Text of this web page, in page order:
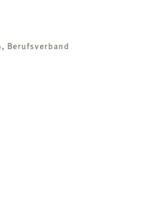
Berufsverband